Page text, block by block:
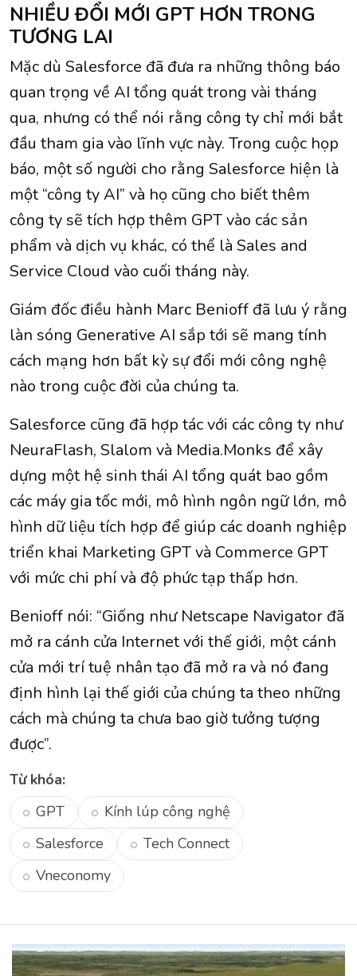
NHIỀU ĐỔI MỚI GPT HƠN TRONG
TƯƠNG LAI
Mặc dù Salesforce đã đưa ra những thông báo
quan trọng về AI tổng quát trong vài tháng
qua, nhưng có thể nói rằng công ty chỉ mới bắt
đầu tham gia vào lĩnh vực này. Trong cuộc họp
báo, một số người cho rằng Salesforce hiện là
một “công ty AI” và họ cũng cho biết thêm
công ty sẽ tích hợp thêm GPT vào các sản
phẩm và dịch vụ khác, có thể là Sales and
Service Cloud vào cuối tháng này.
Giám đốc điều hành Marc Benioff đã lưu ý rằng
làn sóng Generative AI sắp tới sẽ mang tính
cách mạng hơn bất kỳ sự đổi mới công nghệ
nào trong cuộc đời của chúng ta.
Salesforce cũng đã hợp tác với các công ty như
NeuraFlash, Slalom và Media.Monks để xây
dựng một hệ sinh thái AI tổng quát bao gồm
các máy gia tốc mới, mô hình ngôn ngữ lớn, mô
hình dữ liệu tích hợp để giúp các doanh nghiệp
triển khai Marketing GPT và Commerce GPT
với mức chi phí và độ phức tạp thấp hơn.
Benioff nói: “Giống như Netscape Navigator đã
mở ra cánh cửa Internet với thế giới, một cánh
cửa mới trí tuệ nhân tạo đã mở ra và nó đang
định hình lại thế giới của chúng ta theo những
cách mà chúng ta chưa bao giờ tưởng tượng
được”.
Từ khóa:
GPT
Kính lúp công nghệ
Salesforce
Tech Connect
Vneconomy